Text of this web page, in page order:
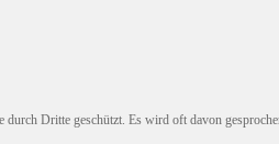
Dritte geschützt. Es wird oft davon